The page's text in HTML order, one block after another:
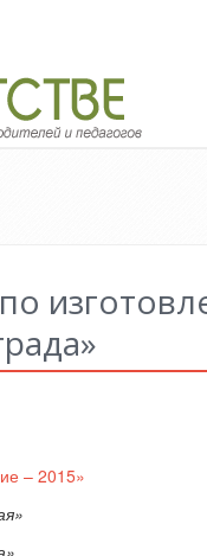
– 2015»